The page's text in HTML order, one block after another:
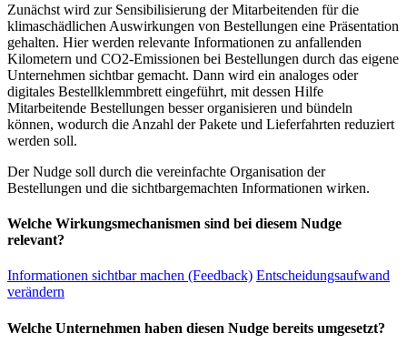
Zunächst wird zur Sensibilisierung der Mitarbeitenden für die
klimaschädlichen Auswirkungen von Bestellungen eine Präsentation
gehalten. Hier werden relevante Informationen zu anfallenden
Kilometern und CO2-Emissionen bei Bestellungen durch das eigene
Unternehmen sichtbar gemacht. Dann wird ein analoges oder
digitales Bestellklemmbrett eingeführt, mit dessen Hilfe
Mitarbeitende Bestellungen besser organisieren und bündeln
können, wodurch die Anzahl der Pakete und Lieferfahrten reduziert
werden soll.
Der Nudge soll durch die vereinfachte Organisation der
Bestellungen und die sichtbargemachten Informationen wirken.
Welche Wirkungsmechanismen sind bei diesem Nudge
relevant?
Informationen sichtbar machen (Feedback) Entscheidungsaufwand
verändern
Welche Unternehmen haben diesen Nudge bereits umgesetzt?